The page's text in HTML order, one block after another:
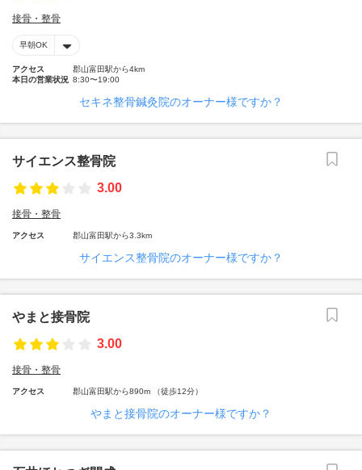
接骨・整骨
早朝OK
アクセス
郡山富田駅から4km
本日の営業状況 8:30〜19:00
セキネ整骨鍼灸院のオーナー様ですか？
サイエンス整骨院
3.00
接骨・整骨
アクセス 郡山富田駅から3.3km
サイエンス整骨院のオーナー様ですか？
やまと接骨院
3.00
接骨・整骨
アクセス 郡山富田駅から890m （徒歩12分）
やまと接骨院のオーナー様ですか？